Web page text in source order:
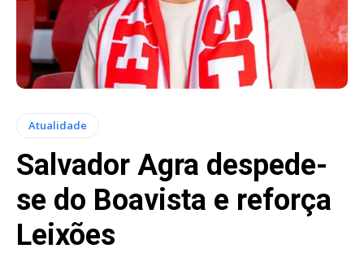
Atualidade
Salvador Agra despede-
se do Boavista e reforça
Leixões